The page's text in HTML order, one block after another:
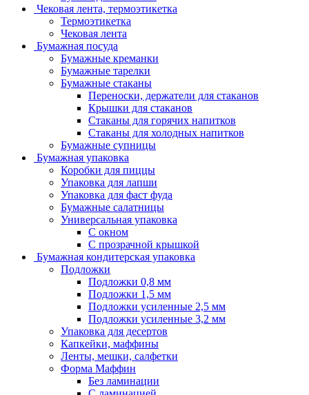
Чековая лента, термоэтикетка
Термоэтикетка
Чековая лента
Бумажная посуда
Бумажные креманки
Бумажные тарелки
Бумажные стаканы
Переноски, держатели для стаканов
Крышки для стаканов
Стаканы для горячих напитков
Стаканы для холодных напитков
Бумажные супницы
Бумажная упаковка
Коробки для пиццы
Упаковка для лапши
Упаковка для фаст фуда
Бумажные салатницы
Универсальная упаковка
С окном
С прозрачной крышкой
Бумажная кондитерская упаковка
Подложки
Подложки 0,8 мм
Подложки 1,5 мм
Подложки усиленные 2,5 мм
Подложки усиленные 3,2 мм
Упаковка для десертов
Капкейки, маффины
Ленты, мешки, салфетки
Форма Маффин
Без ламинации